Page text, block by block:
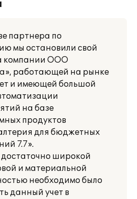
партнера по
мы остановили свой
компании ООО
работающей на рынке
и имеющей большой
на базе
продуктов
для бюджетных
7.7».
достаточно широкой
и материальной
необходимо было
данный учет в